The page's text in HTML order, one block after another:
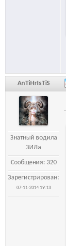
AnTiHrIsTiS
Знатный водила
ЗИЛа
Сообщения: 320
Зарегистрирован:
07-11-2014 19:13